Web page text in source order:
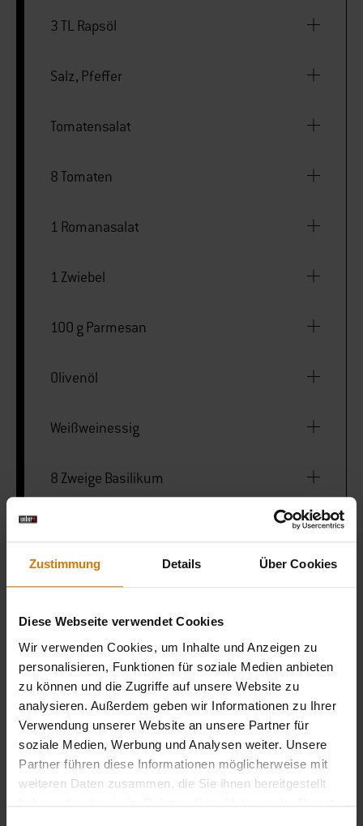
Zustimmung Details Über Cookies
Diese Webseite verwendet Cookies
Wir verwenden Cookies, um Inhalte und Anzeigen zu
personalisieren, Funktionen für soziale Medien anbieten
zu können und die Zugriffe auf unsere Website zu
analysieren. Außerdem geben wir Informationen zu Ihrer
Verwendung unserer Website an unsere Partner für
soziale Medien, Werbung und Analysen weiter. Unsere
Partner führen diese Informationen möglicherweise mit
weiteren Daten zusammen, die Sie ihnen bereitgestellt
3 TL Rapsöl
Salz, Pfeffer
Tomatensalat
8 Tomaten
1 Romanasalat
1 Zwiebel
100 g Parmesan
Olivenöl
Weißweinessig
8 Zweige Basilikum
iGrill
LISTE DRUCKEN